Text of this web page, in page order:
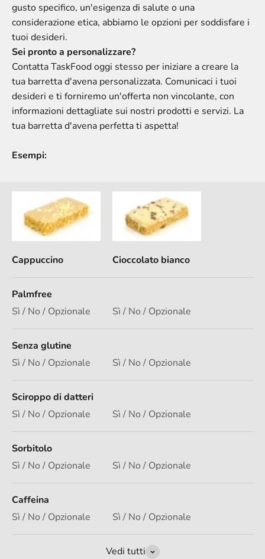
gusto specifico, un'esigenza di salute o una
considerazione etica, abbiamo le opzioni per soddisfare i
tuoi desideri.
Sei pronto a personalizzare?
Contatta TaskFood oggi stesso per iniziare a creare la
tua barretta d'avena personalizzata. Comunicaci i tuoi
desideri e ti forniremo un'offerta non vincolante, con
informazioni dettagliate sui nostri prodotti e servizi. La
tua barretta d'avena perfetta ti aspetta!
Esempi:
Cappuccino Cioccolato bianco
Palmfree
Sì / No / Opzionale
Sì / No / Opzionale
Senza glutine
Sì / No / Opzionale
Sì / No / Opzionale
Sciroppo di datteri
Sì / No / Opzionale
Sì / No / Opzionale
Sorbitolo
Sì / No / Opzionale
Sì / No / Opzionale
Caffeina
Sì / No / Opzionale
Sì / No / Opzionale
Vedi tutti